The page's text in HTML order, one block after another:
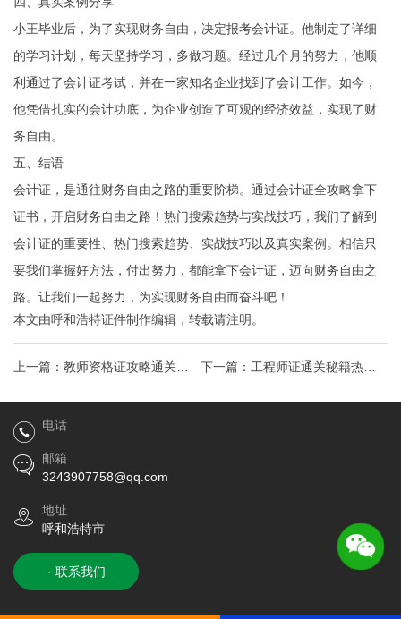
小王毕业后，为了实现财务自由，决定报考会计证。他制定了详细
的学习计划，每天坚持学习，多做习题。经过几个月的努力，他顺
利通过了会计证考试，并在一家知名企业找到了会计工作。如今，
他凭借扎实的会计功底，为企业创造了可观的经济效益，实现了财
务自由。
五、结语
会计证，是通往财务自由之路的重要阶梯。通过会计证全攻略拿下
证书，开启财务自由之路！热门搜索趋势与实战技巧，我们了解到
会计证的重要性、热门搜索趋势、实战技巧以及真实案例。相信只
要我们掌握好方法，付出努力，都能拿下会计证，迈向财务自由之
路。让我们一起努力，为实现财务自由而奋斗吧！
本文由呼和浩特证件制作编辑，转载请注明。
上一篇： 教师资格证攻略通关，
开启你的教育梦想之旅！热门考
点，助你成为魅力教师
下一篇： 工程师证通关秘籍热门
证书，助你职场一路绿灯
电话
邮箱
3243907758@qq.com
地址
呼和浩特市
· 联系我们